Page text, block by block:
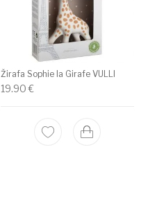
Žirafa Sophie la Girafe VULLI
19.90€